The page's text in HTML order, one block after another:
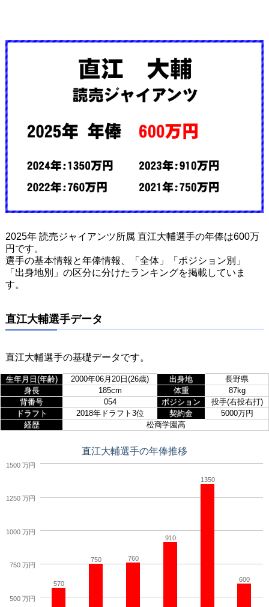
2025年 読売ジャイアンツ所属 直江大輔選手の年俸は600万
円です。
選手の基本情報と年俸情報、「全体」「ポジション別」
「出身地別」の区分に分けたランキングを掲載していま
す。
直江大輔選手データ
直江大輔選手の基礎データです。
生年月日(年齢) 2000年06月20日(26歳) 出身地
長野県
身長
185cm 体重
87kg
背番号
054 ポジション
投手(右投右打)
ドラフト
2018年ドラフト3位 契約金
5000万円
経歴
松商学園高
直江大輔選手の年俸推移
570
750 760
910
1350
600
500 万円
750 万円
1000 万円
1250 万円
1500 万円